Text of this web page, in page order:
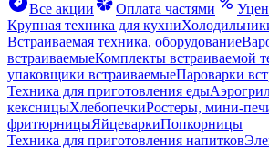
Все акции
Оплата частями
Крупная техника для кухни
Встраиваемая техника, оборудование
встраиваемыеКомплекты встраиваемой
упаковщики встраиваемыеПароварки
Техника для приготовления еды
кексницыХлебопечкиРостеры, мини-
фритюрницыЯйцеваркиПопкорницы
Техника для приготовления напитков